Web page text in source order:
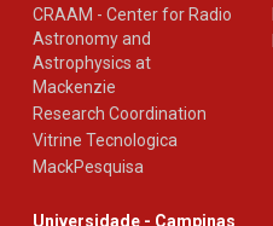
CRAAM - Center for Radio
Astronomy and
Astrophysics at
Mackenzie
Research Coordination
Vitrine Tecnologica
MackPesquisa
Universidade - Campinas